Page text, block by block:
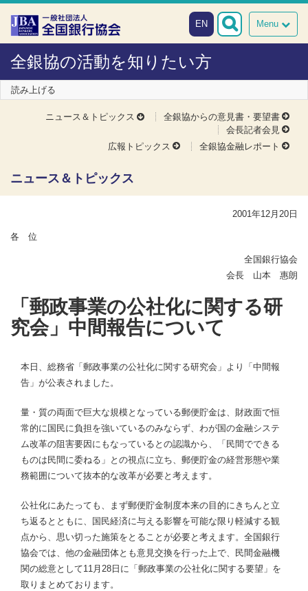
本文へスキップ
障がい者向け相談窓口
Menu
EN
全銀協の活動を知りたい方
読み上げる
ニュース＆トピックス
全銀協からの意見書・要望書
会長記者会見
広報トピックス
全銀協金融レポート
ニュース＆トピックス
2001年12月20日
各 位
全国銀行協会
会長 山本 惠朗
「郵政事業の公社化に関する研
究会」中間報告について
本日、総務省「郵政事業の公社化に関する研究会」より「中間報
告」が公表されました。
量・質の両面で巨大な規模となっている郵便貯金は、財政面で恒
常的に国民に負担を強いているのみならず、わが国の金融システ
ム改革の阻害要因にもなっているとの認識から、「民間でできる
ものは民間に委ねる」との視点に立ち、郵便貯金の経営形態や業
務範囲について抜本的な改革が必要と考えます。
公社化にあたっても、まず郵便貯金制度本来の目的にきちんと立
ち返るとともに、国民経済に与える影響を可能な限り軽減する観
点から、思い切った施策をとることが必要と考えます。全国銀行
協会では、他の金融団体とも意見交換を行った上で、民間金融機
関の総意として11月28日に「郵政事業の公社化に関する要望」を
取りまとめております。